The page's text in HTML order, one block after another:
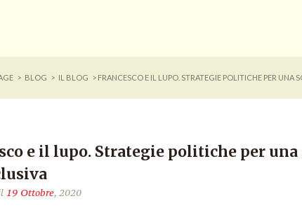
> BLOG > IL BLOG > FRANCESCO E IL LUPO. STRATEGIE POLITICHE PER UNA
e il lupo. Strategie politiche per una
19 Ottobre, 2020